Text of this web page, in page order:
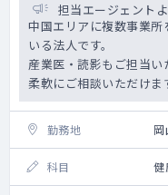
担当エージェント
中国エリアに複数事業
いる法人です。
産業医・読影もご担当
柔軟にご相談いただけま
勤務地
科目 健